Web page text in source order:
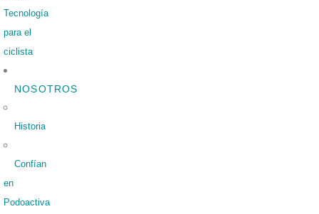
Tecnología
para el
ciclista
NOSOTROS
Historia
Confían
en
Podoactiva